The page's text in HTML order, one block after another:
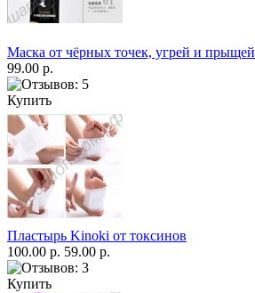
Маска от чёрных точек, угрей и прыщей
99.00 р.
Купить
Пластырь Kinoki от токсинов
100.00 р. 59.00 р.
Купить